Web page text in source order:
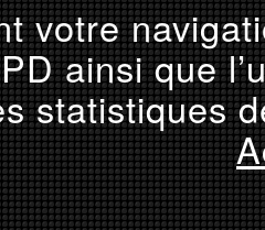
votre
ainsi que
statistiques